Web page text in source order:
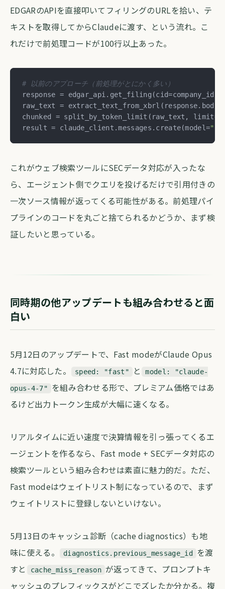
EDGARのAPIを直接叩いてフィリングのURLを拾い、テ
キストを取得してからClaudeに渡す、という流れ。こ
れだけで前処理コードが100行以上あった。
# 以前のアプローチ（前処理がとにかく多い）
response = edgar_api.get_filing(cid=company_id,
raw_text = extract_text_from_xbrl(response.body)
chunked = split_by_token_limit(raw_text, limit=
result = claude_client.messages.create(model=
これがウェブ検索ツールにSECデータ対応が入ったな
ら、エージェント側でクエリを投げるだけで引用付きの
一次ソース情報が返ってくる可能性がある。前処理パイ
プラインのコードを丸ごと捨てられるかどうか、まず検
証したいと思っている。
同時期の他アップデートも組み合わせると面
白い
5月12日のアップデートで、Fast modeがClaude Opus
4.7に対応した。
speed: "fast" と model: "claude-
opus-4-7"
を組み合わせる形で、プレミアム価格ではあ
るけど出力トークン生成が大幅に速くなる。
リアルタイムに近い速度で決算情報を引っ張ってくるエ
ージェントを作るなら、Fast mode + SECデータ対応の
検索ツールという組み合わせは素直に魅力的だ。ただ、
Fast modeはウェイトリスト制になっているので、まず
ウェイトリストに登録しないといけない。
5月13日のキャッシュ診断（cache diagnostics）も地
味に使える。
diagnostics.previous_message_id
を渡
すと
cache_miss_reason が返ってきて、プロンプトキ
ャッシュのプレフィックスがどこでズレたか分かる。複